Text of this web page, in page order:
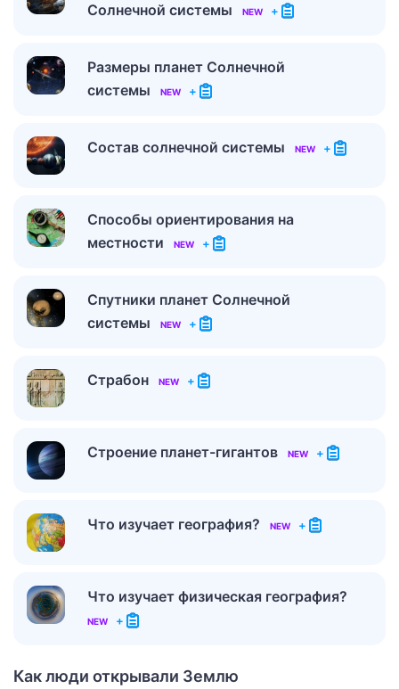
Солнечной системы
NEW +
Размеры планет Солнечной
системы
NEW +
Состав солнечной системы NEW +
Способы ориентирования на
местности
NEW +
Спутники планет Солнечной
системы
NEW +
Страбон NEW +
Строение планет-гигантов NEW +
Что изучает география? NEW +
Что изучает физическая география?
NEW +
Как люди открывали Землю